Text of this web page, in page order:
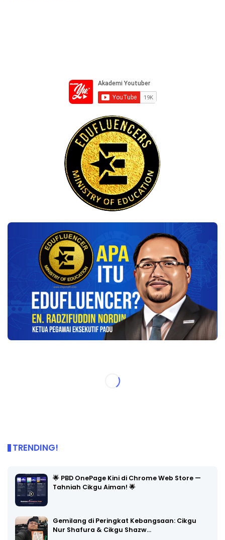
TRENDING!
🌟 PBD OnePage Kini di Chrome Web Store —
Tahniah Cikgu Aiman! 🌟
Gemilang di Peringkat Kebangsaan: Cikgu
Nur Shafura & Cikgu Shazw…